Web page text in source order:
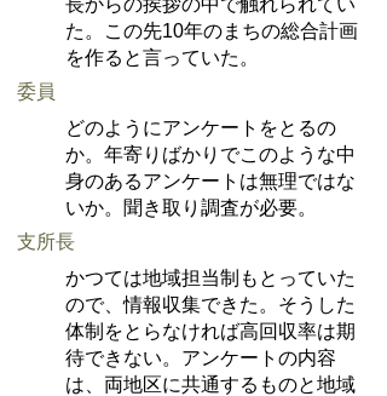
長からの挨拶の中で触れられてい
た。この先10年のまちの総合計画
を作ると言っていた。
委員
どのようにアンケートをとるの
か。年寄りばかりでこのような中
身のあるアンケートは無理ではな
いか。聞き取り調査が必要。
支所長
かつては地域担当制もとっていた
ので、情報収集できた。そうした
体制をとらなければ高回収率は期
待できない。アンケートの内容
は、両地区に共通するものと地域